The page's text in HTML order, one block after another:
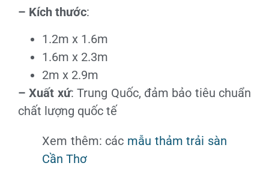
– Kích thước:
1.2m x 1.6m
1.6m x 2.3m
2m x 2.9m
– Xuất xứ: Trung Quốc, đảm bảo tiêu chuẩn
chất lượng quốc tế
Xem thêm: các mẫu thảm trải sàn
Cần Thơ